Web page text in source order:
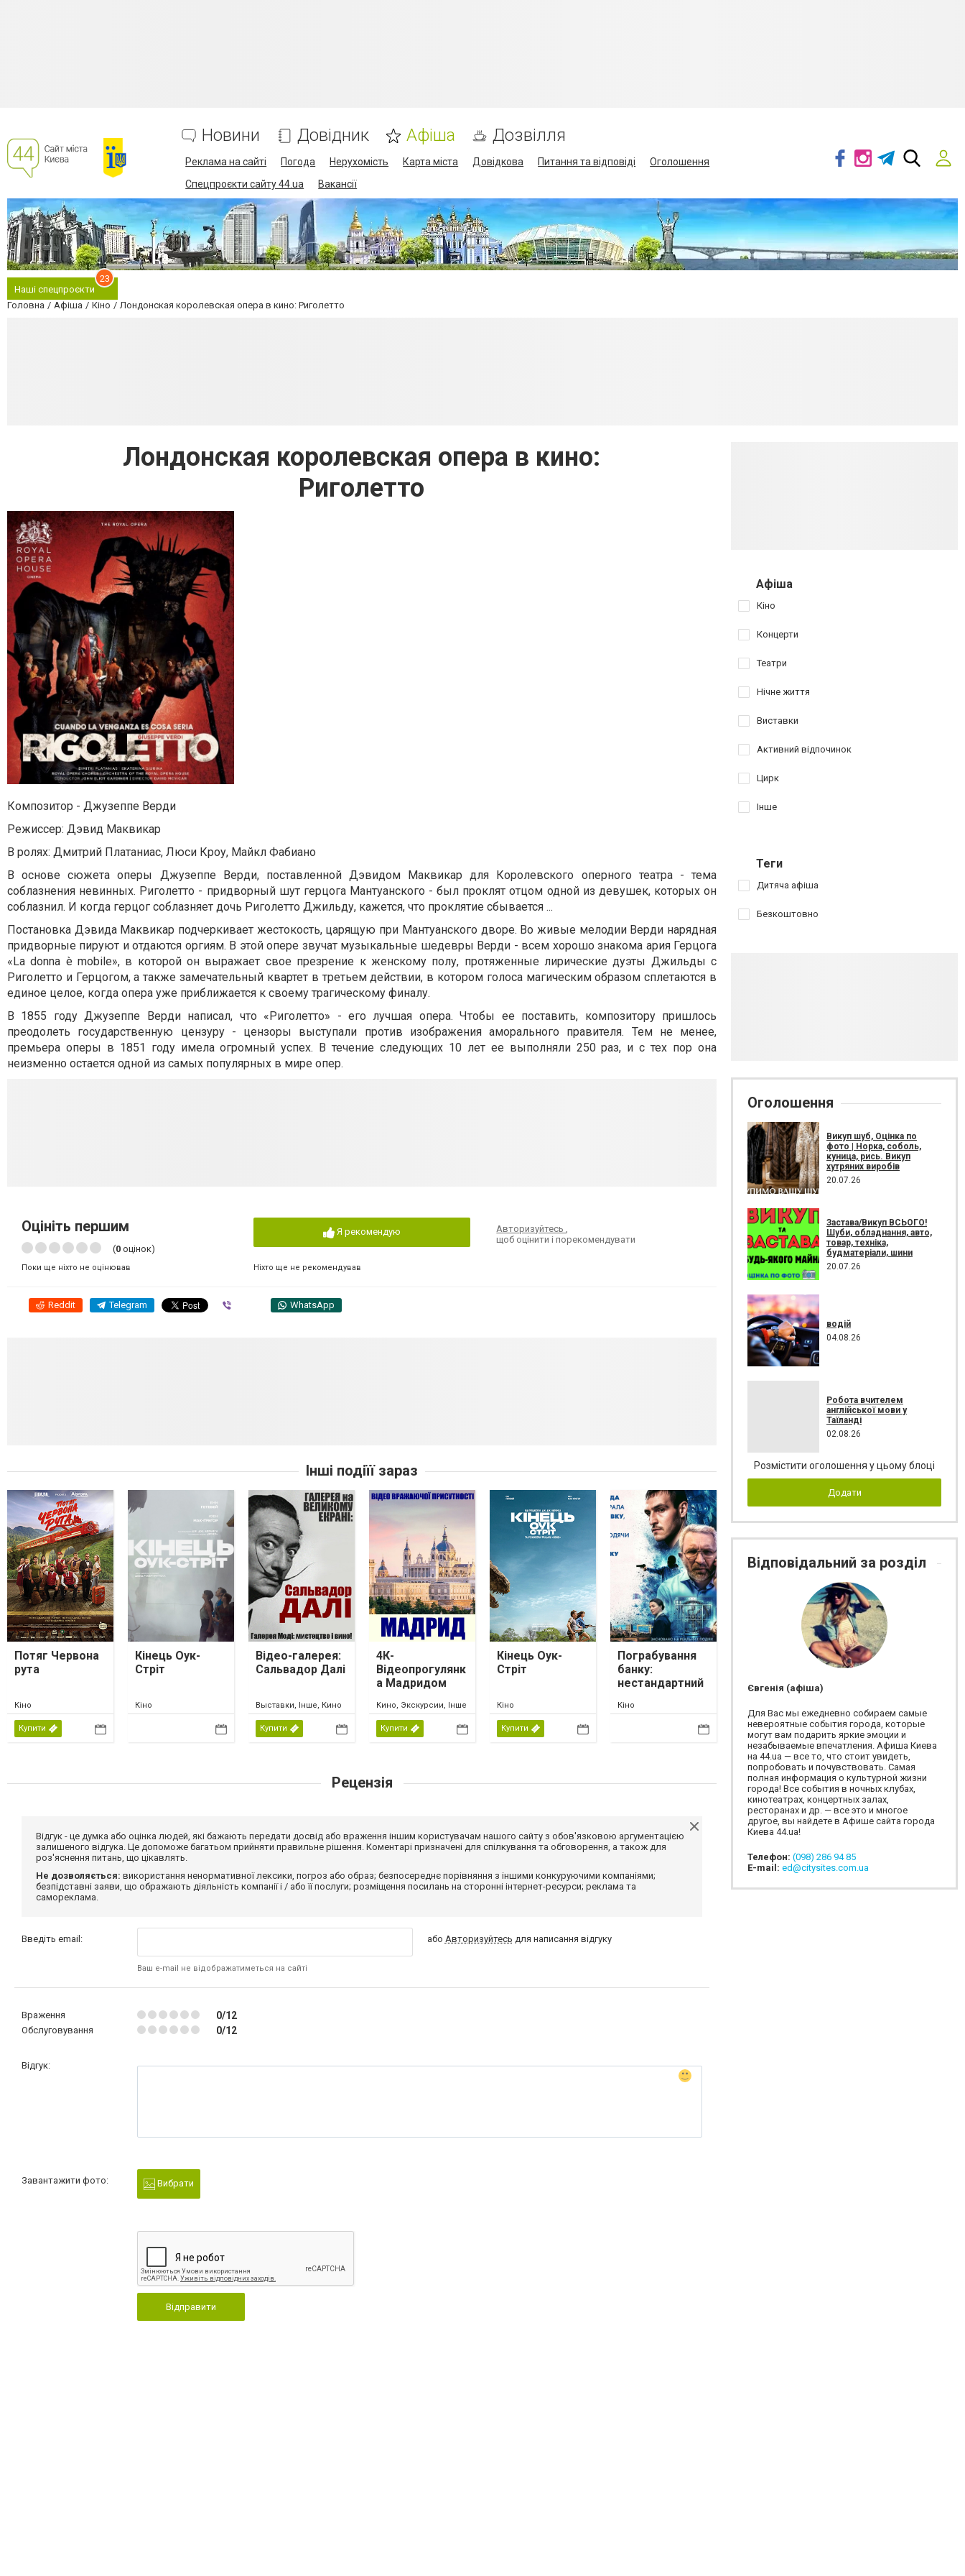
Новини Довідник Афіша Дозвілля
Реклама на сайті Погода Нерухомість Карта міста Довідкова Питання та відповіді
Оголошення
Спецпроєкти сайту 44.ua
Вакансії
Наші спецпроєкти
23
Головна Афіша Кіно Лондонская королевская опера в кино: Риголетто
Лондонская королевская опера в кино:
Риголетто
Композитор - Джузеппе Верди
Режисcер: Дэвид Маквикар
В ролях: Дмитрий Платаниас, Люси Кроу, Майкл Фабиано
В основе сюжета оперы Джузеппе Верди, поставленной Дэвидом Маквикар для Королевского оперного театра - тема
соблазнения невинных. Риголетто - придворный шут герцога Мантуанского - был проклят отцом одной из девушек, которых он
соблазнил. И когда герцог соблазняет дочь Риголетто Джильду, кажется, что проклятие сбывается ...
Постановка Дэвида Маквикар подчеркивает жестокость, царящую при Мантуанского дворе. Во живые мелодии Верди нарядная
придворные пируют и отдаются оргиям. В этой опере звучат музыкальные шедевры Верди - всем хорошо знакома ария Герцога
«La donna è mobile», в которой он выражает свое презрение к женскому полу, протяженные лирические дуэты Джильды с
Риголетто и Герцогом, а также замечательный квартет в третьем действии, в котором голоса магическим образом сплетаются в
единое целое, когда опера уже приближается к своему трагическому финалу.
В 1855 году Джузеппе Верди написал, что «Риголетто» - его лучшая опера. Чтобы ее поставить, композитору пришлось
преодолеть государственную цензуру - цензоры выступали против изображения аморального правителя. Тем не менее,
премьера оперы в 1851 году имела огромный успех. В течение следующих 10 лет ее выполняли 250 раз, и с тех пор она
неизменно остается одной из самых популярных в мире опер.
Оцініть першим
(0 оцінок)
Поки ще ніхто не оцінював
Я рекомендую
Ніхто ще не рекомендував
Авторизуйтесь,
щоб оцінити і порекомендувати
Reddit Telegram WhatsApp
Інші подіїї зараз
Потяг Червона
рута
Кіно
Купити
Кінець Оук-
Стріт
Кіно
Відео-галерея:
Сальвадор Далі
Выставки, Інше, Кино
Купити
4К-
Відеопрогулянк
а Мадридом
Кино, Экскурсии, Інше
Купити
Кінець Оук-
Стріт
Кіно
Купити
Пограбування
банку:
нестандартний
Кіно
Рецензія
Відгук - це думка або оцінка людей, які бажають передати досвід або враження іншим користувачам нашого сайту з обов'язковою аргументацією
залишеного відгука. Це допоможе багатьом прийняти правильне рішення. Коментарі призначені для спілкування та обговорення, а також для
роз'яснення питань, що цікавлять.
Не дозволяється: використання ненормативної лексики, погроз або образ; безпосереднє порівняння з іншими конкуруючими компаніями;
безпідставні заяви, що ображають діяльність компанії і / або її послуги; розміщення посилань на сторонні інтернет-ресурси; реклама та
самореклама.
Введіть email:
Ваш e-mail не відображатиметься на сайті
або Авторизуйтесь для написання відгуку
Враження 0/12
Обслуговування 0/12
Відгук:
Завантажити фото: Вибрати
Відправити
Афіша
Кіно
Концерти
Театри
Нічне життя
Виставки
Активний відпочинок
Цирк
Інше
Теги
Дитяча афіша
Безкоштовно
Оголошення
Викуп шуб, Оцінка по
фото | Норка, соболь,
куница, рись. Викуп
хутряних виробів
20.07.26
Застава/Викуп ВСЬОГО!
Шуби, обладнання, авто,
товар, техніка,
будматеріали, шини
20.07.26
водій
04.08.26
Робота вчителем
англійської мови у
Таїланді
02.08.26
Розмістити оголошення у цьому блоці
Додати
Відповідальний за розділ
Євгенія (афіша)
Для Вас мы ежедневно собираем самые
невероятные события города, которые
могут вам подарить яркие эмоции и
незабываемые впечатления. Афиша Киева
на 44.ua — все то, что стоит увидеть,
попробовать и почувствовать. Самая
полная информация о культурной жизни
города! Все события в ночных клубах,
кинотеатрах, концертных залах,
ресторанах и др. — все это и многое
другое, вы найдете в Афише сайта города
Киева 44.ua!
Телефон: (098) 286 94 85
E-mail: ed@citysites.com.ua